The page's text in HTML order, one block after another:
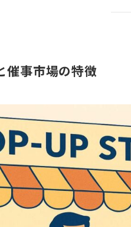
催事市場の特徴